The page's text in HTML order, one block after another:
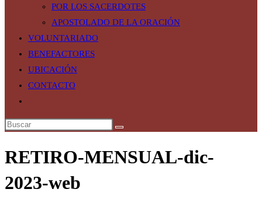
POR LOS SACERDOTES
APOSTOLADO DE LA ORACIÓN
VOLUNTARIADO
BENEFACTORES
UBICACIÓN
CONTACTO
de
web
RETIRO-MENSUAL-dic-
2023-web